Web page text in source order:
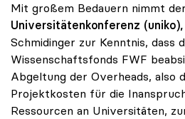
Mit großem Bedauern nimmt
Universitätenkonferenz (uniko),
Schmidinger zur Kenntnis, dass
Wissenschaftsfonds FWF
Abgeltung der Overheads, also
Projektkosten für die
Ressourcen an Universitäten,